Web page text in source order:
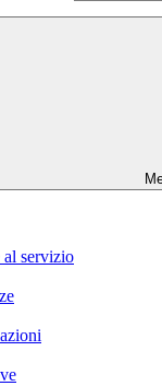
al servizio